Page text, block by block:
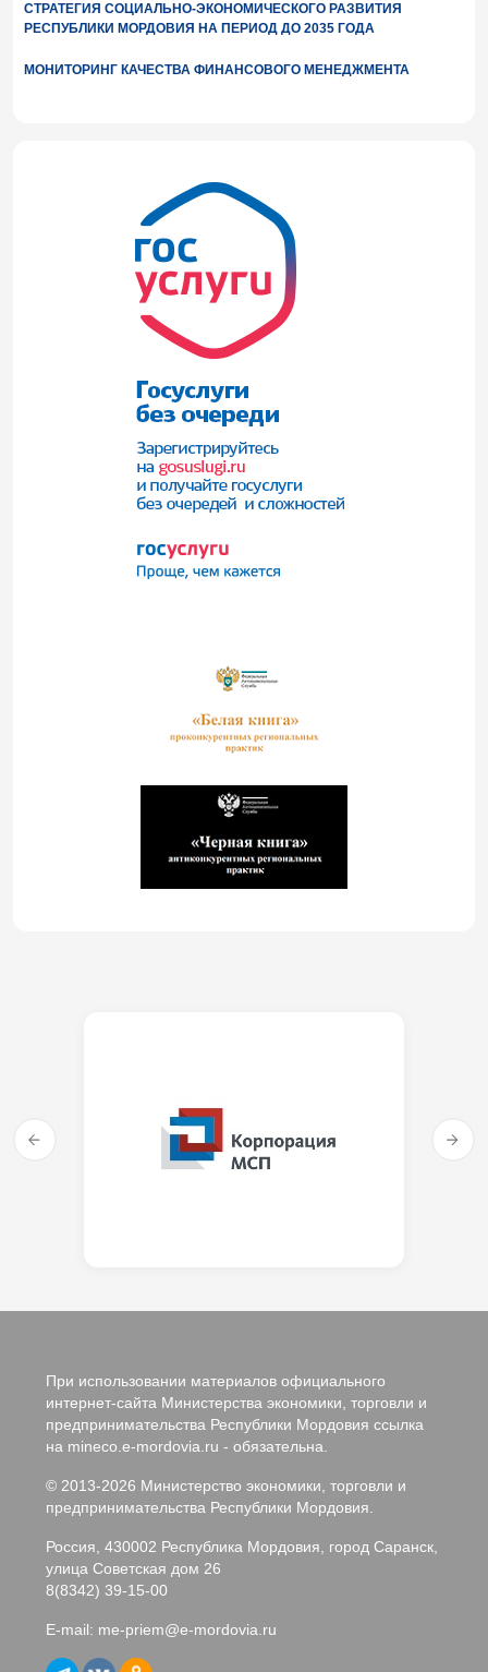
СТРАТЕГИЯ СОЦИАЛЬНО-ЭКОНОМИЧЕСКОГО РАЗВИТИЯ
РЕСПУБЛИКИ МОРДОВИЯ НА ПЕРИОД ДО 2035 ГОДА
МОНИТОРИНГ КАЧЕСТВА ФИНАНСОВОГО МЕНЕДЖМЕНТА
При использовании материалов официального
интернет-сайта Министерства экономики, торговли и
предпринимательства Республики Мордовия ссылка
на mineco.e-mordovia.ru - обязательна.
© 2013-2026 Министерство экономики, торговли и
предпринимательства Республики Мордовия.
Россия, 430002 Республика Мордовия, город Саранск,
улица Советская дом 26
8(8342) 39-15-00
E-mail: me-priem@e-mordovia.ru